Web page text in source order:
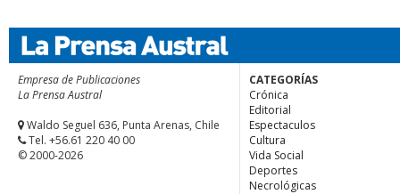
Empresa de Publicaciones
La Prensa Austral
Waldo Seguel 636, Punta Arenas, Chile
Tel. +56.61 220 40 00
© 2000-2026
CATEGORÍAS
Crónica
Editorial
Espectaculos
Cultura
Vida Social
Deportes
Necrológicas